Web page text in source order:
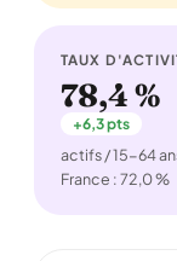
TAUX
78,4 %
+6,3 pts
actifs / 15-64
France : 72,0 %